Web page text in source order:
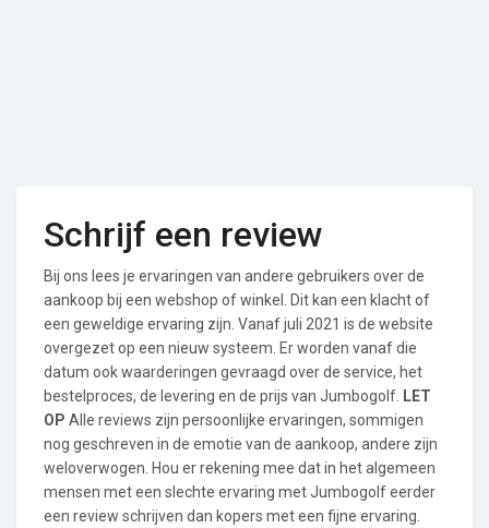
Schrijf een review
Bij ons lees je ervaringen van andere gebruikers over de
aankoop bij een webshop of winkel. Dit kan een klacht of
een geweldige ervaring zijn. Vanaf juli 2021 is de website
overgezet op een nieuw systeem. Er worden vanaf die
datum ook waarderingen gevraagd over de service, het
bestelproces, de levering en de prijs van Jumbogolf. LET
OP Alle reviews zijn persoonlijke ervaringen, sommigen
nog geschreven in de emotie van de aankoop, andere zijn
weloverwogen. Hou er rekening mee dat in het algemeen
mensen met een slechte ervaring met Jumbogolf eerder
een review schrijven dan kopers met een fijne ervaring.